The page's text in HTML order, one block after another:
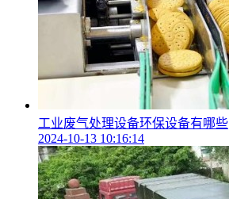
工业废气处理设备环保设备有哪些
2024-10-13 10:16:14